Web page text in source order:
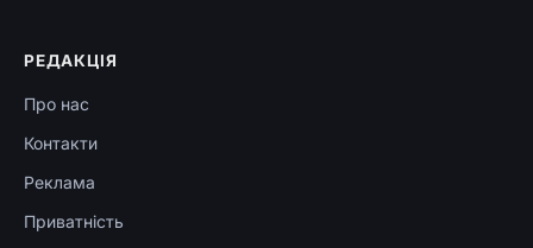
РЕДАКЦІЯ
Про нас
Контакти
Реклама
Приватність